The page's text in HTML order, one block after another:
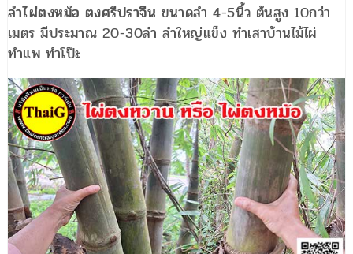
ลำไผ่ตงหม้อ ตงศรีปราจีน ขนาดลำ 4-5นิ้ว ต้นสูง 10กว่า
เมตร มีประมาณ 20-30ลำ ลำใหญ่แข็ง ทำเสาบ้านไม้ไผ่
ทำแพ ทำโป๊ะ